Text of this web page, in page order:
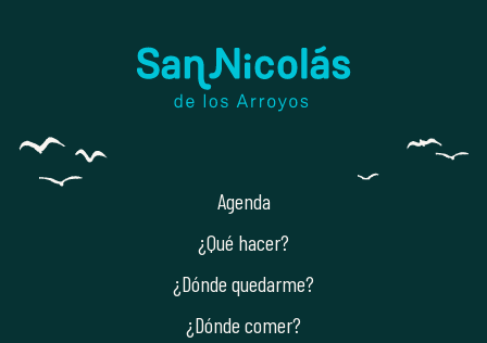
Agenda
¿Qué hacer?
¿Dónde quedarme?
¿Dónde comer?